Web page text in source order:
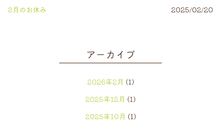
3月のお休み
2025/02/20
アーカイブ
2026年2月 (1)
2025年12月 (1)
2025年10月 (1)